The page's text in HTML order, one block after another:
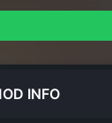
INFO